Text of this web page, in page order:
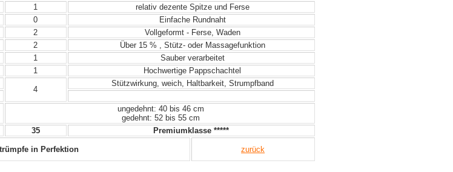
1
relativ dezente Spitze und Ferse
0
Einfache Rundnaht
2
Vollgeformt - Ferse, Waden
2
Über 15 % , Stütz- oder Massagefunktion
1
Sauber verarbeitet
1
Hochwertige Pappschachtel
4
Stützwirkung, weich, Haltbarkeit, Strumpfband
ungedehnt: 40 bis 46 cm
gedehnt: 52 bis 55 cm
35 Premiumklasse *****
in Perfektion zurück